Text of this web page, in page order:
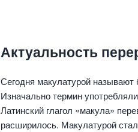
Актуальность
Сегодня макулатурой
Изначально термин
Латинский глагол «макула»
расширилось. Макулатурой